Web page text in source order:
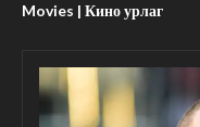
Movies | Кино урлаг